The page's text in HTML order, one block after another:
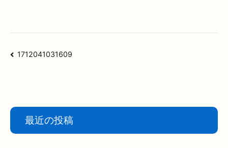
投
ゲ
シ
1712041031609
最近の投稿